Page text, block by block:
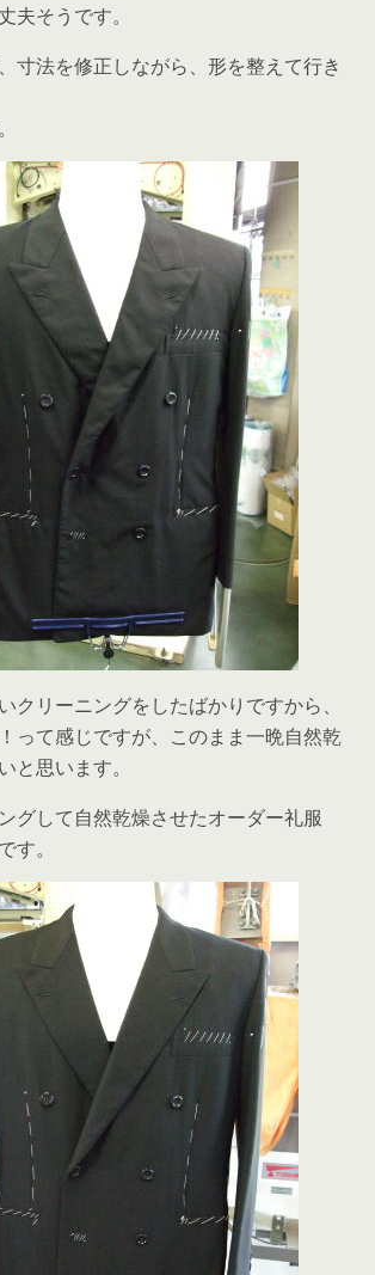
夫そうです。
寸法を修正しながら、形を整えて行き
クリーニングをしたばかりですから、
って感じですが、このまま一晩自然乾
と思います。
グして自然乾燥させたオーダー礼服
す。